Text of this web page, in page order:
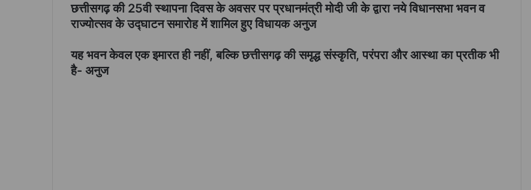
छत्तीसगढ़ की 25वी स्थापना दिवस के अवसर पर प्रधानमंत्री मोदी जी के द्वारा नये विधानसभा भवन व
राज्योत्सव के उद्घाटन समारोह में शामिल हुए विधायक अनुज
यह भवन केवल एक इमारत ही नहीं, बल्कि छत्तीसगढ़ की समृद्ध संस्कृति, परंपरा और आस्था का प्रतीक भी
है- अनुज